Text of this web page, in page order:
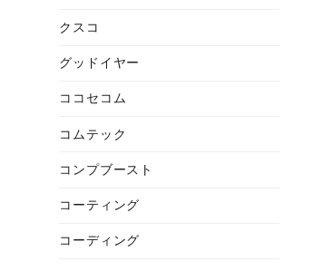
クスコ
グッドイヤー
ココセコム
コムテック
コンプブースト
コーティング
コーディング